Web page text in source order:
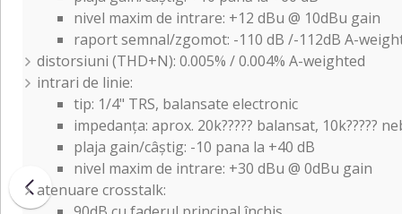
nivel maxim de intrare: +12 dBu @ 10dBu gain
raport semnal/zgomot: -110 dB /-112dB A-
distorsiuni (THD+N): 0.005% / 0.004% A-weighted
intrari de linie:
tip: 1/4" TRS, balansate electronic
impedanța: aprox. 20k????? balansat, 10k?????
plaja gain/câștig: -10 pana la +40 dB
nivel maxim de intrare: +30 dBu @ 0dBu gain
atenuare crosstalk: